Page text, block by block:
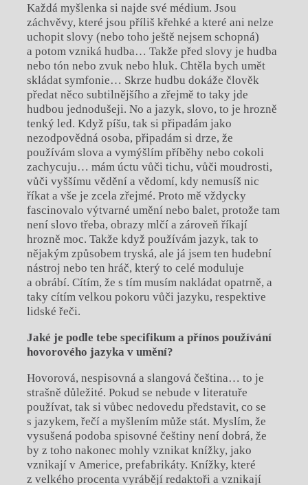
Každá myšlenka si najde své médium. Jsou
záchvěvy, které jsou příliš křehké a které ani nelze
uchopit slovy (nebo toho ještě nejsem schopná)
a potom vzniká hudba… Takže před slovy je hudba
nebo tón nebo zvuk nebo hluk. Chtěla bych umět
skládat symfonie… Skrze hudbu dokáže člověk
předat něco subtilnějšího a zřejmě to taky jde
hudbou jednodušeji. No a jazyk, slovo, to je hrozně
tenký led. Když píšu, tak si připadám jako
nezodpovědná osoba, připadám si drze, že
používám slova a vymýšlím příběhy nebo cokoli
zachycuju… mám úctu vůči tichu, vůči moudrosti,
vůči vyššímu vědění a vědomí, kdy nemusíš nic
říkat a vše je zcela zřejmé. Proto mě vždycky
fascinovalo výtvarné umění nebo balet, protože tam
není slovo třeba, obrazy mlčí a zároveň říkají
hrozně moc. Takže když používám jazyk, tak to
nějakým způsobem tryská, ale já jsem ten hudební
nástroj nebo ten hráč, který to celé moduluje
a obrábí. Cítím, že s tím musím nakládat opatrně, a
taky cítím velkou pokoru vůči jazyku, respektive
lidské řeči.
Jaké je podle tebe specifikum a přínos používání
hovorového jazyka v umění?
Hovorová, nespisovná a slangová čeština… to je
strašně důležité. Pokud se nebude v literatuře
používat, tak si vůbec nedovedu představit, co se
s jazykem, řečí a myšlením může stát. Myslím, že
vysušená podoba spisovné češtiny není dobrá, že
by z toho nakonec mohly vznikat knížky, jako
vznikají v Americe, prefabrikáty. Knížky, které
z velkého procenta vyrábějí redaktoři a vznikají